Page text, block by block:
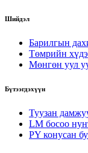
Шийдэл
Барилгын
Төмрийн
Мөнгөн уул
Бүтээгдэхүүн
Туузан
LM босоо
PY конусан